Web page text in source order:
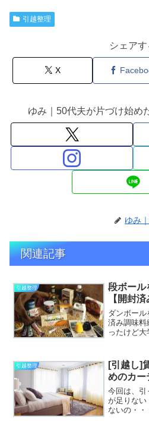
引越整理
シェアす
X
ゆみ｜50代夫が片づけ始め
ゆみ
関連記事
引越整理
段ボール
【開封済
ダンボー
済み調味料
ったけど
が自炊生
を開けて
引越整理
[引越し]
めのカー
今回は、引
が足りない
ないの・